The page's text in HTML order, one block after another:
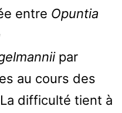
entre Opuntia
par
au cours des
difficulté tient à